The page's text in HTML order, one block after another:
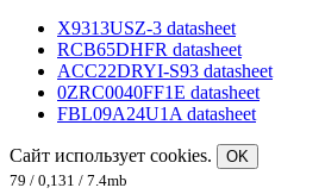
X9313USZ-3 datasheet
RCB65DHFR datasheet
ACC22DRYI-S93 datasheet
0ZRC0040FF1E datasheet
FBL09A24U1A datasheet
Сайт использует cookies.
OK
79 / 0,131 / 7.4mb